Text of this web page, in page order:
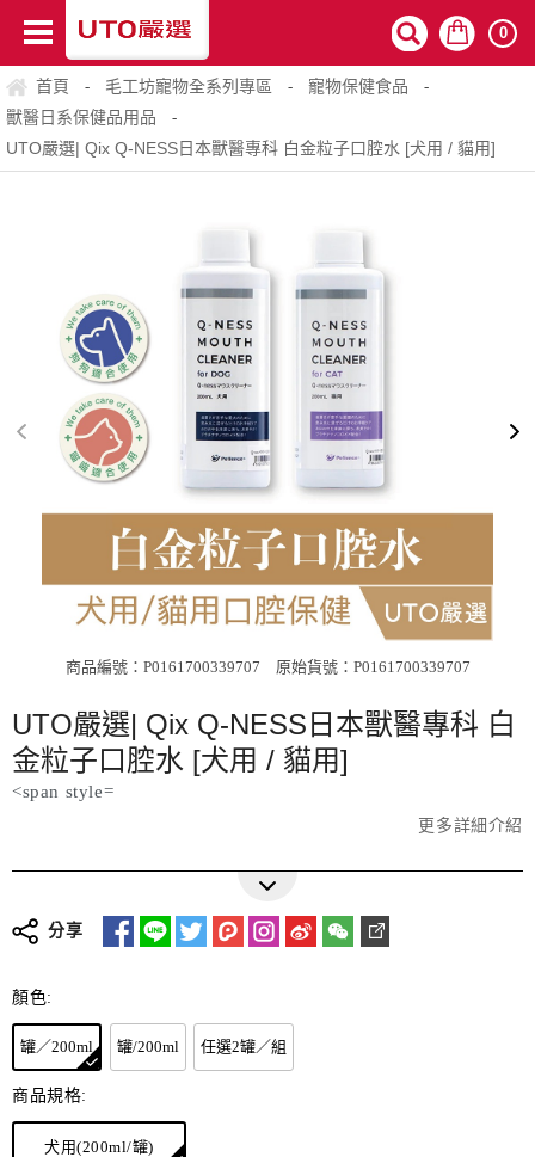
0
首頁 - 毛工坊寵物全系列專區 - 寵物保健食品 -
獸醫日系保健品用品 -
UTO嚴選| Qix Q-NESS日本獸醫專科 白金粒子口腔水 [犬用 / 貓用]
商品編號：P0161700339707 原始貨號：P0161700339707
UTO嚴選| Qix Q-NESS日本獸醫專科 白
金粒子口腔水 [犬用 / 貓用]
<span style=
更多詳細介紹
分享
顏色:
罐／200ml 罐/200ml 任選2罐／組
商品規格:
犬用(200ml/罐)